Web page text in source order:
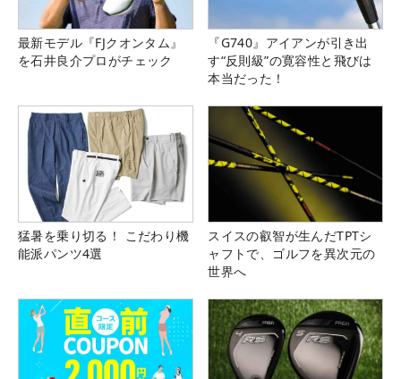
最新モデル『FJクオンタム』
を石井良介プロがチェック
『G740』アイアンが引き出
す“反則級”の寛容性と飛びは
本当だった！
猛暑を乗り切る！ こだわり機
能派パンツ4選
スイスの叡智が生んだTPTシ
ャフトで、ゴルフを異次元の
世界へ